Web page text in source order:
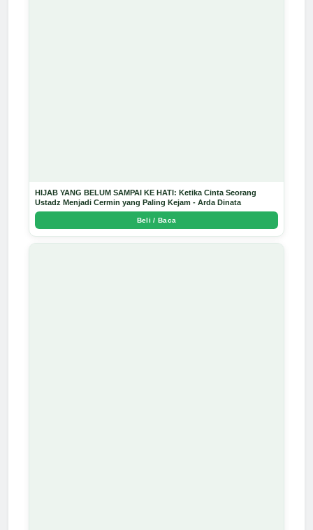
HIJAB YANG BELUM SAMPAI KE HATI: Ketika Cinta Seorang
Ustadz Menjadi Cermin yang Paling Kejam - Arda Dinata
Beli / Baca